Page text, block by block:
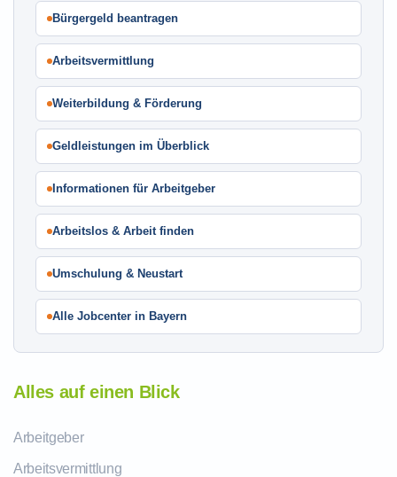
Bürgergeld beantragen
Arbeitsvermittlung
Weiterbildung & Förderung
Geldleistungen im Überblick
Informationen für Arbeitgeber
Arbeitslos & Arbeit finden
Umschulung & Neustart
Alle Jobcenter in Bayern
Alles auf einen Blick
Arbeitgeber
Arbeitsvermittlung